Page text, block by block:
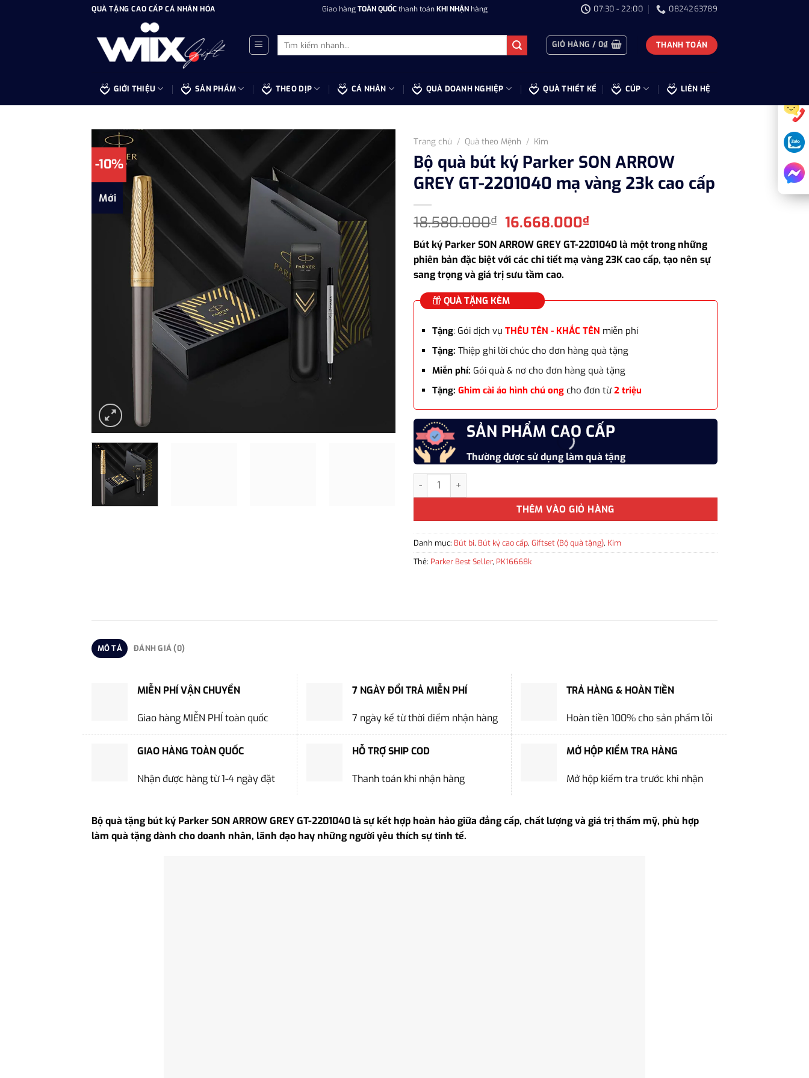
QUÀ TẶNG CAO CẤP CÁ NHÂN HÓA Giao hàngTOÀN QUỐCthanh toánKHI NHẬNhàng 07:30 - 22:00 0824263789
Tìm
kiếm:
GIỎ HÀNG / 0₫ THANH TOÁN
GIỚI THIỆU SẢN PHẨM THEO DỊP CÁ NHÂN QUÀ DOANH NGHIỆP QUÀ THIẾT KẾ CÚP LIÊN HỆ
-10%
Mới
Trang chủ / Quà theo Mệnh / Kim
Bộ quà bút ký Parker SON ARROW
GREY GT-2201040 mạ vàng 23k cao cấp
18.580.000₫ Giá
gốc
là:
18.580.000₫.
16.668.000₫Giá
hiện
tại
là:
Bút ký Parker SON ARROW GREY GT-2201040 là một trong những
phiên bản đặc biệt với các chi tiết mạ vàng 23K cao cấp, tạo nên sự
sang trọng và giá trị sưu tầm cao.
QUÀ TẶNG KÈM
Tặng: Gói dịch vụ THÊU TÊN - KHẮC TÊN miễn phí
Tặng: Thiệp ghi lời chúc cho đơn hàng quà tặng
Miễn phí: Gói quà & nơ cho đơn hàng quà tặng
Tặng: Ghim cài áo hình chú ongcho đơn từ 2 triệu
SẢN PHẨM CAO CẤP
Thường được sử dụng làm quà tặng
Bộ quà bút ký Parker SON ARROW GREY GT-2201040 mạ vàng 23k cao cấp số lượng
THÊM VÀO GIỎ HÀNG
Danh mục: Bút bi, Bút ký cao cấp, Giftset (Bộ quà tặng), Kim
Thẻ: Parker Best Seller, PK16668k
MÔ TẢ ĐÁNH GIÁ (0)
MIỄN PHÍ VẬN CHUYỂN
Giao hàng MIỄN PHÍ toàn quốc
7 NGÀY ĐỔI TRẢ MIỄN PHÍ
7 ngày kể từ thời điểm nhận hàng
TRẢ HÀNG & HOÀN TIỀN
Hoàn tiền 100% cho sản phẩm lỗi
GIAO HÀNG TOÀN QUỐC
Nhận được hàng từ 1-4 ngày đặt
HỖ TRỢ SHIP COD
Thanh toán khi nhận hàng
MỞ HỘP KIỂM TRA HÀNG
Mở hộp kiểm tra trước khi nhận
Bộ quà tặng bút ký Parker SON ARROW GREY GT-2201040 là sự kết hợp hoàn hảo giữa đẳng cấp, chất lượng và giá trị thẩm mỹ, phù hợp
làm quà tặng dành cho doanh nhân, lãnh đạo hay những người yêu thích sự tinh tế.